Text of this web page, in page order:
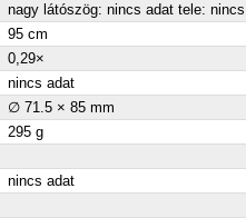
nagy látószög: nincs adat tele:
95 cm
0,29×
nincs adat
∅ 71.5 × 85 mm
295 g
nincs adat